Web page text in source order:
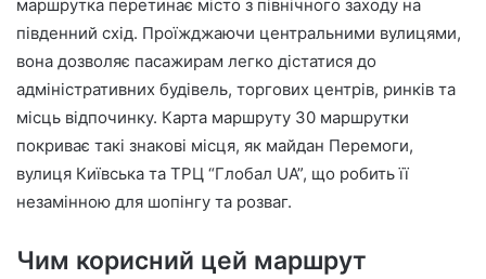
маршрутка перетинає місто з північного заходу на
південний схід. Проїжджаючи центральними вулицями,
вона дозволяє пасажирам легко дістатися до
адміністративних будівель, торгових центрів, ринків та
місць відпочинку. Карта маршруту 30 маршрутки
покриває такі знакові місця, як майдан Перемоги,
вулиця Київська та ТРЦ “Глобал UA”, що робить її
незамінною для шопінгу та розваг.
Чим корисний цей маршрут